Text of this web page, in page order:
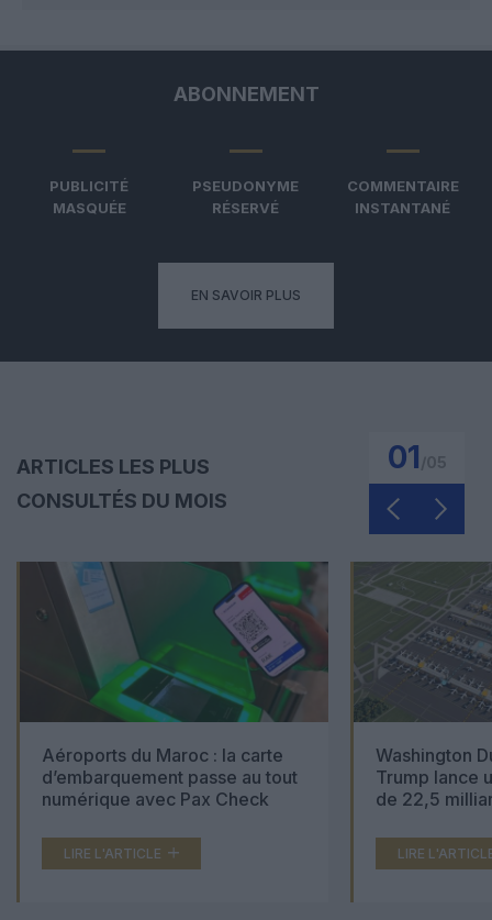
ABONNEMENT
PUBLICITÉ
MASQUÉE
PSEUDONYME
RÉSERVÉ
COMMENTAIRE
INSTANTANÉ
EN SAVOIR PLUS
ARTICLES LES PLUS
CONSULTÉS DU MOIS
01
Aéroports du Maroc : la carte
d’embarquement passe au tout
numérique avec Pax Check
LIRE L'ARTICLE
Washington
Trump lance
de 22,5
LIRE